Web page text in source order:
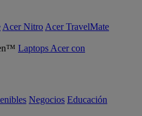
Acer Nitro Acer TravelMate
Laptops Acer con
Negocios Educación